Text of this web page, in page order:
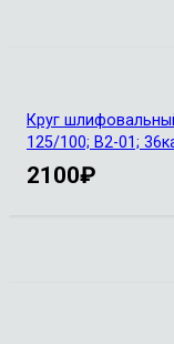
Круг
125/100; В2-01;
2100₽